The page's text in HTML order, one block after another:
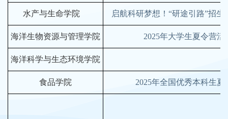
水产与生命学院 启航科研梦想！“研途引路”招生
海洋生物资源与管理学院 2025年大学生夏令营活
海洋科学与生态环境学院
食品学院 2025年全国优秀本科生夏